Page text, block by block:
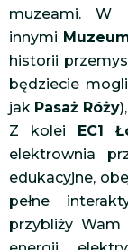
muzeami. W
innymi
historii
będziecie
jak Pasaż Róży
Z kolei EC1
elektrownia
edukacyjne,
pełne
przybliży